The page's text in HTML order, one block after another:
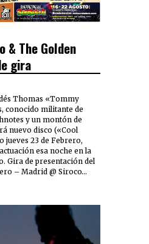
& The Golden
gira
Thomas «Tommy
conocido militante de
y un montón de
nuevo disco («Cool
jueves 23 de Febrero,
esa noche en la
Gira de presentación del
– Madrid @ Siroco…